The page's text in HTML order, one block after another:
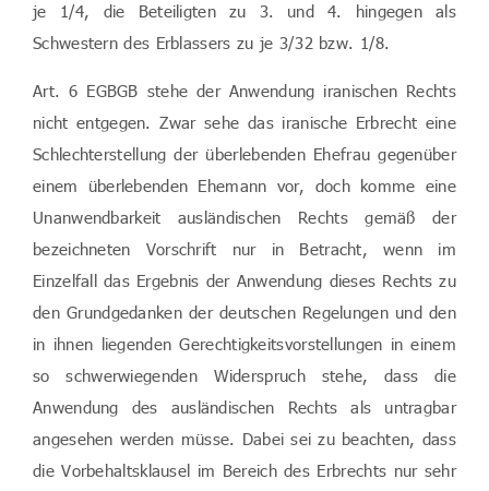
je 1/4, die Beteiligten zu 3. und 4. hingegen als
Schwestern des Erblassers zu je 3/32 bzw. 1/8.
Art. 6 EGBGB stehe der Anwendung iranischen Rechts
nicht entgegen. Zwar sehe das iranische Erbrecht eine
Schlechterstellung der überlebenden Ehefrau gegenüber
einem überlebenden Ehemann vor, doch komme eine
Unanwendbarkeit ausländischen Rechts gemäß der
bezeichneten Vorschrift nur in Betracht, wenn im
Einzelfall das Ergebnis der Anwendung dieses Rechts zu
den Grundgedanken der deutschen Regelungen und den
in ihnen liegenden Gerechtigkeitsvorstellungen in einem
so schwerwiegenden Widerspruch stehe, dass die
Anwendung des ausländischen Rechts als untragbar
angesehen werden müsse. Dabei sei zu beachten, dass
die Vorbehaltsklausel im Bereich des Erbrechts nur sehr